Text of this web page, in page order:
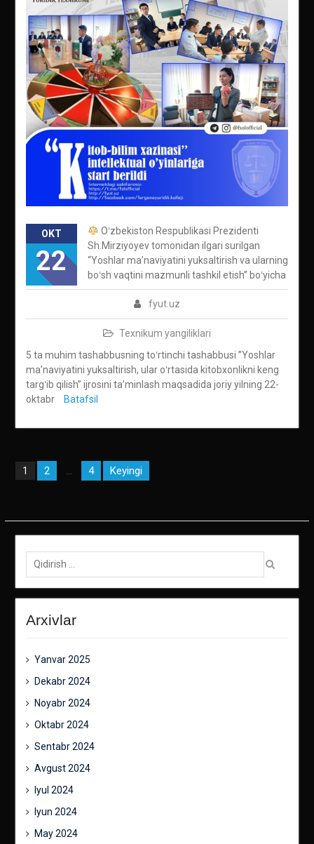
OKT
22
fyut.uz
Texnikum yangiliklari
Oʻzbekiston Respublikasi Prezidenti
Sh.Mirziyoyev tomonidan ilgari surilgan
“Yoshlar maʼnaviyatini yuksaltirish va ularning
boʻsh vaqtini mazmunli tashkil etish” boʻyicha
5 ta muhim tashabbusning toʻrtinchi tashabbusi ”Yoshlar
maʼnaviyatini yuksaltirish, ular oʻrtasida kitobxonlikni keng
targʻib qilish” ijrosini taʼminlash maqsadida joriy yilning 22-
oktabr
Batafsil
Maqolalar
bo‘yicha
1 2 4 Keyingi
Qidirish:
Arxivlar
Yanvar 2025
Dekabr 2024
Noyabr 2024
Oktabr 2024
Sentabr 2024
Avgust 2024
Iyul 2024
Iyun 2024
May 2024